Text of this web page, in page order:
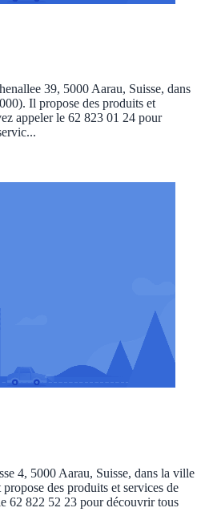
39, 5000 Aarau, Suisse, dans
Il propose des produits et
appeler le 62 823 01 24 pour
4, 5000 Aarau, Suisse, dans la ville
des produits et services de
62 822 52 23 pour découvrir tous